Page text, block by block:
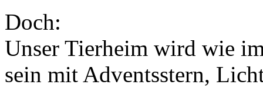
Doch:
Unser Tierheim wird wie
sein mit Adventsstern,